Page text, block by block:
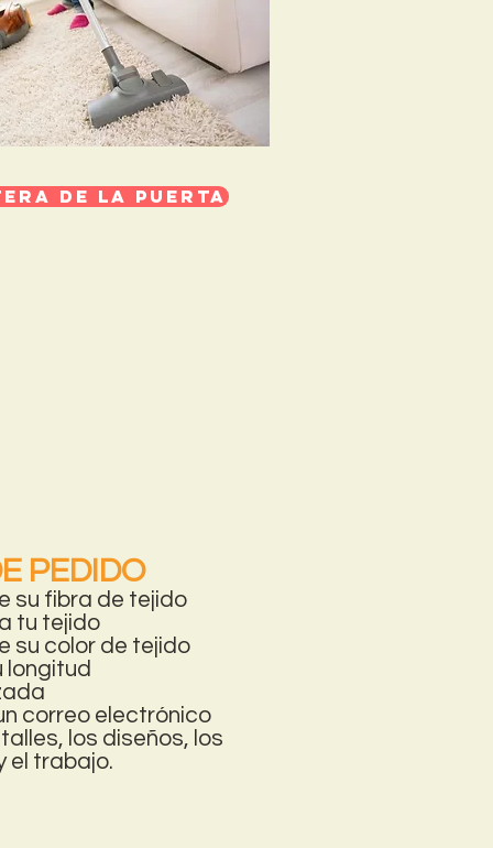
de la puerta
PEDIDO
su fibra de tejido
tu tejido
su color de tejido
longitud
correo electrónico
los diseños, los
el trabajo.